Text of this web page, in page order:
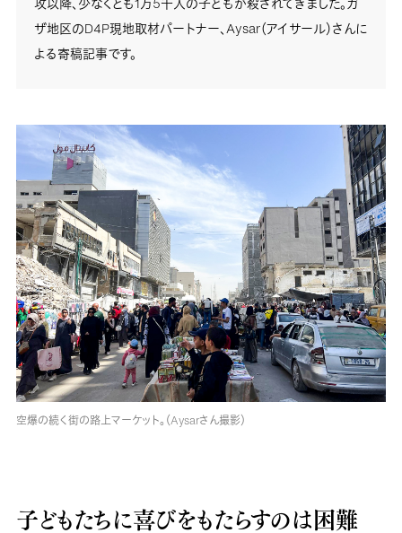
ザ地区のD4P現地取材パートナー、Aysar（アイサール）さんに
よる寄稿記事です。
空爆の続く街の路上マーケット。（Aysarさん撮影）
子どもたちに喜びをもたらすのは困難